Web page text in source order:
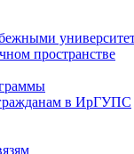
пространстве
в ИрГУПС